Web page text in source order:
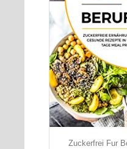
Zuckerfrei Fur